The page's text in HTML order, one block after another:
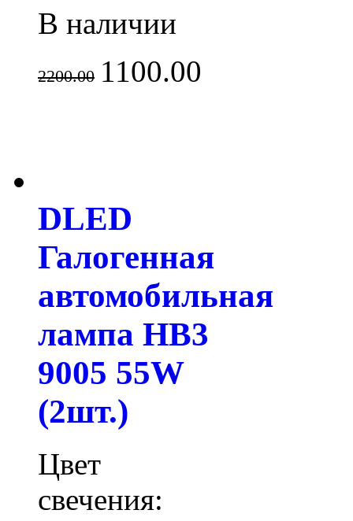
В наличии
2200.00 1100.00
DLED
Галогенная
автомобильная
лампа HB3
9005 55W
(2шт.)
Цвет
свечения: